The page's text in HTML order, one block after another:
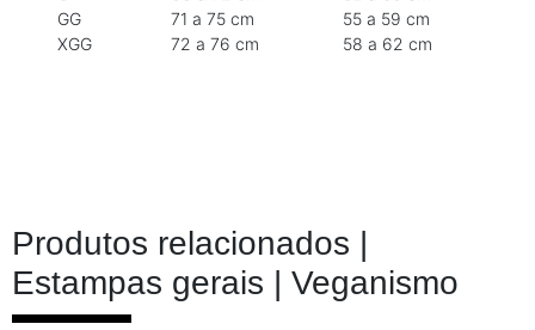
GG
71 a 75 cm
55 a 59 cm
XGG
72 a 76 cm 58 a 62 cm
Produtos relacionados |
Estampas gerais | Veganismo